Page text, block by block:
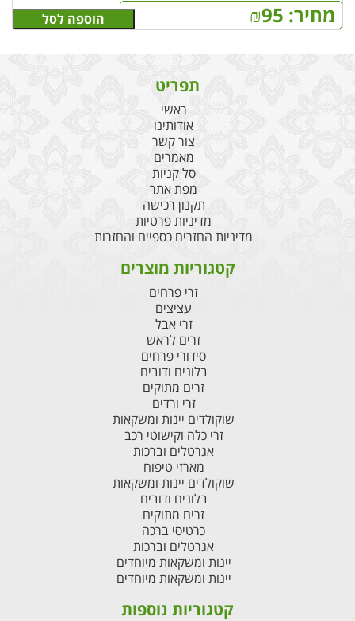
מחיר: ₪95 הוספה לסל
תפריט
ראשי
אודותינו
צור קשר
מאמרים
סל קניות
מפת אתר
תקנון רכישה
מדיניות פרטיות
מדיניות החזרים כספיים והחזרות
קטגוריות מוצרים
זרי פרחים
עציצים
זרי אבל
זרים לראש
סידורי פרחים
בלונים ודובים
זרים מתוקים
זרי ורדים
שוקולדים יינות ומשקאות
זרי כלה וקישוטי רכב
אגרטלים וברכות
מארזי טיפוח
שוקולדים יינות ומשקאות
בלונים ודובים
זרים מתוקים
כרטיסי ברכה
אגרטלים וברכות
יינות ומשקאות מיוחדים
יינות ומשקאות מיוחדים
קטגוריות נוספות